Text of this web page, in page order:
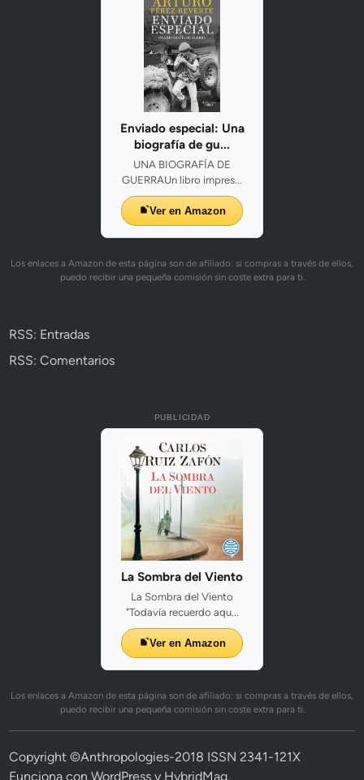
Enviado especial: Una
biografía de gu...
UNA BIOGRAFÍA DE
GUERRAUn libro impres...
Ver en Amazon
Los enlaces a Amazon de esta página son de afiliado: si compras a través de ellos,
puedo recibir una pequeña comisión sin coste extra para ti.
RSS: Entradas
RSS: Comentarios
PUBLICIDAD
La Sombra del Viento
La Sombra del Viento
"Todavía recuerdo aqu...
Ver en Amazon
Los enlaces a Amazon de esta página son de afiliado: si compras a través de ellos,
puedo recibir una pequeña comisión sin coste extra para ti.
Copyright ©Anthropologies-2018 ISSN 2341-121X
Funciona conWordPress y HybridMag.